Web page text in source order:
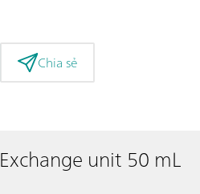
Chia sẻ
Exchange unit 50 mL